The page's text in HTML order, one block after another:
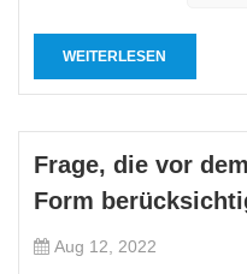
WEITERLESEN
Frage, die vor
Form
Aug 12, 2022